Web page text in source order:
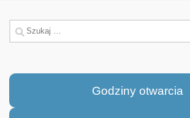
Szukaj:
Godziny otwarcia